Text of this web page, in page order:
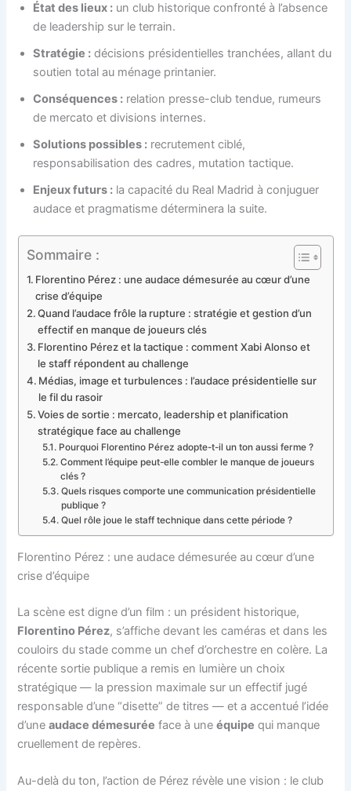
État des lieux : un club historique confronté à l’absence
de leadership sur le terrain.
Stratégie : décisions présidentielles tranchées, allant du
soutien total au ménage printanier.
Conséquences : relation presse-club tendue, rumeurs
de mercato et divisions internes.
Solutions possibles : recrutement ciblé,
responsabilisation des cadres, mutation tactique.
Enjeux futurs : la capacité du Real Madrid à conjuguer
audace et pragmatisme déterminera la suite.
Sommaire :
Florentino Pérez : une audace démesurée au cœur d’une
crise d’équipe
Quand l’audace frôle la rupture : stratégie et gestion d’un
effectif en manque de joueurs clés
Florentino Pérez et la tactique : comment Xabi Alonso et
le staff répondent au challenge
Médias, image et turbulences : l’audace présidentielle sur
le fil du rasoir
Voies de sortie : mercato, leadership et planification
stratégique face au challenge
Pourquoi Florentino Pérez adopte-t-il un ton aussi ferme ?
Comment l’équipe peut-elle combler le manque de joueurs
clés ?
Quels risques comporte une communication présidentielle
publique ?
Quel rôle joue le staff technique dans cette période ?
Florentino Pérez : une audace démesurée au cœur d’une
crise d’équipe
La scène est digne d’un film : un président historique,
Florentino Pérez, s’affiche devant les caméras et dans les
couloirs du stade comme un chef d’orchestre en colère. La
récente sortie publique a remis en lumière un choix
stratégique — la pression maximale sur un effectif jugé
responsable d’une “disette” de titres — et a accentué l’idée
d’uneaudace démesurée face à uneéquipe qui manque
cruellement de repères.
Au-delà du ton, l’action de Pérez révèle une vision : le club